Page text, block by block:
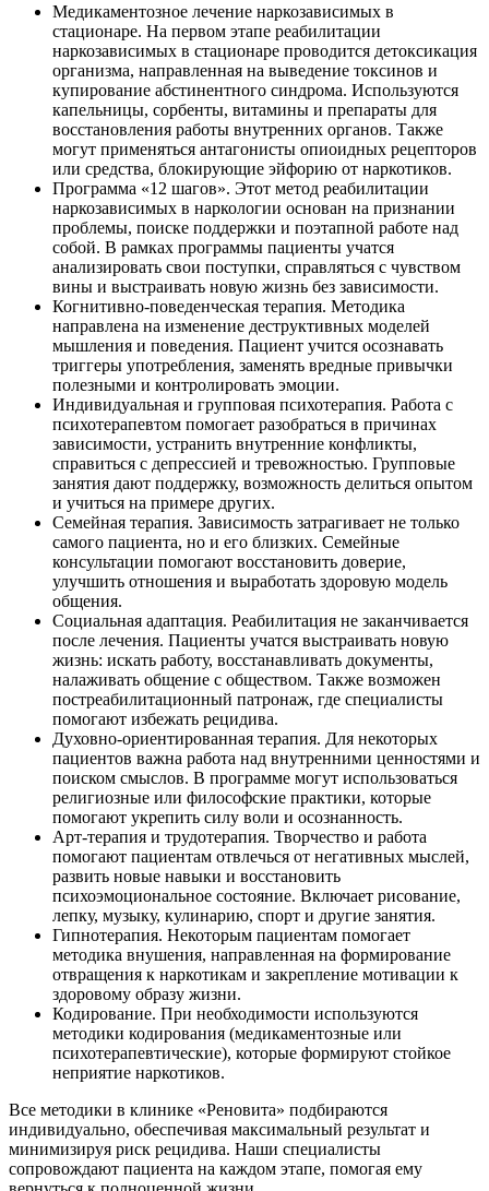
Медикаментозное лечение наркозависимых в
стационаре. На первом этапе реабилитации
наркозависимых в стационаре проводится детоксикация
организма, направленная на выведение токсинов и
купирование абстинентного синдрома. Используются
капельницы, сорбенты, витамины и препараты для
восстановления работы внутренних органов. Также
могут применяться антагонисты опиоидных рецепторов
или средства, блокирующие эйфорию от наркотиков.
Программа «12 шагов». Этот метод реабилитации
наркозависимых в наркологии основан на признании
проблемы, поиске поддержки и поэтапной работе над
собой. В рамках программы пациенты учатся
анализировать свои поступки, справляться с чувством
вины и выстраивать новую жизнь без зависимости.
Когнитивно-поведенческая терапия. Методика
направлена на изменение деструктивных моделей
мышления и поведения. Пациент учится осознавать
триггеры употребления, заменять вредные привычки
полезными и контролировать эмоции.
Индивидуальная и групповая психотерапия. Работа с
психотерапевтом помогает разобраться в причинах
зависимости, устранить внутренние конфликты,
справиться с депрессией и тревожностью. Групповые
занятия дают поддержку, возможность делиться опытом
и учиться на примере других.
Семейная терапия. Зависимость затрагивает не только
самого пациента, но и его близких. Семейные
консультации помогают восстановить доверие,
улучшить отношения и выработать здоровую модель
общения.
Социальная адаптация. Реабилитация не заканчивается
после лечения. Пациенты учатся выстраивать новую
жизнь: искать работу, восстанавливать документы,
налаживать общение с обществом. Также возможен
постреабилитационный патронаж, где специалисты
помогают избежать рецидива.
Духовно-ориентированная терапия. Для некоторых
пациентов важна работа над внутренними ценностями и
поиском смыслов. В программе могут использоваться
религиозные или философские практики, которые
помогают укрепить силу воли и осознанность.
Арт-терапия и трудотерапия. Творчество и работа
помогают пациентам отвлечься от негативных мыслей,
развить новые навыки и восстановить
психоэмоциональное состояние. Включает рисование,
лепку, музыку, кулинарию, спорт и другие занятия.
Гипнотерапия. Некоторым пациентам помогает
методика внушения, направленная на формирование
отвращения к наркотикам и закрепление мотивации к
здоровому образу жизни.
Кодирование. При необходимости используются
методики кодирования (медикаментозные или
психотерапевтические), которые формируют стойкое
неприятие наркотиков.
Все методики в клинике «Реновита» подбираются
индивидуально, обеспечивая максимальный результат и
минимизируя риск рецидива. Наши специалисты
сопровождают пациента на каждом этапе, помогая ему